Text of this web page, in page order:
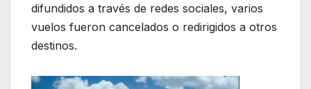
difundidos a través de redes sociales, varios
vuelos fueron cancelados o redirigidos a otros
destinos.